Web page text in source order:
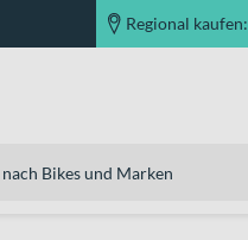
Regional kaufen: